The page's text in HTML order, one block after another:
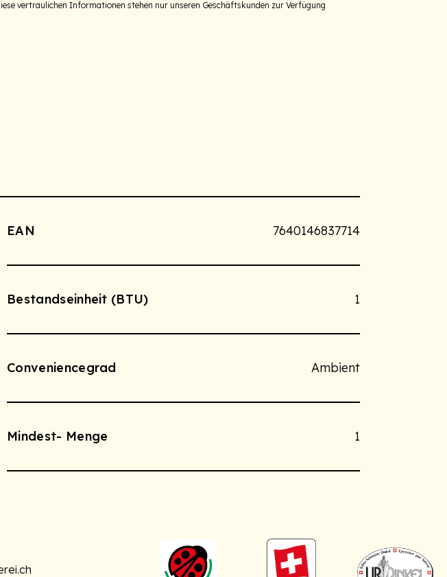
vertraulichen Informationen stehen nur unseren Geschäftskunden zur Verfügung
EAN 7640146837714
Bestandseinheit (BTU) 1
Conveniencegrad Ambient
Mindest- Menge 1